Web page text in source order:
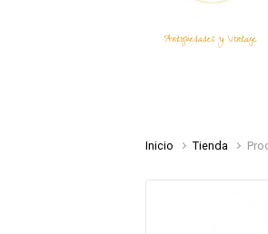
Antigüedades y Vintage
Inicio Tienda